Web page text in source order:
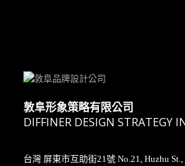
敦阜形象策略有限公司
DIFFINER DESIGN STRATEGY
台灣 屏東市互助街21號 No.21, Huzhu